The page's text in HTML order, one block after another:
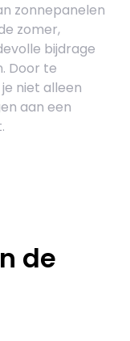
zonnepanelen
zomer,
bijdrage
Door te
niet alleen
aan een
de